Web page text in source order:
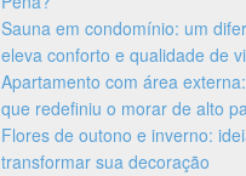
Sauna em condomínio: um
eleva conforto e qualidade de
Apartamento com área
que redefiniu o morar de alto
Flores de outono e inverno:
transformar sua decoração